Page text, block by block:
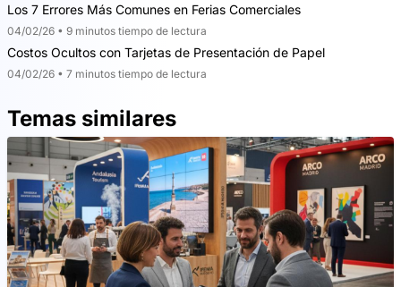
Los 7 Errores Más Comunes en Ferias Comerciales
04/02/26 • 9 minutos tiempo de lectura
Costos Ocultos con Tarjetas de Presentación de Papel
04/02/26 • 7 minutos tiempo de lectura
Temas similares